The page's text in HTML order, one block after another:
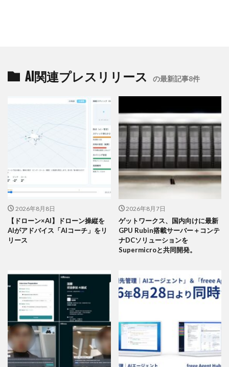
AI関連プレスリリース の最新記事8件
2026年8月8日
【ドローン×AI】ドローン操縦を
AIがアドバイス「AIコーチ」をリ
リース
2026年8月7日
ゲットワークス、国内向けに最新
GPU Rubin搭載サーバー＋コンテ
ナDCソリューションを
Supermicroと共同開発。